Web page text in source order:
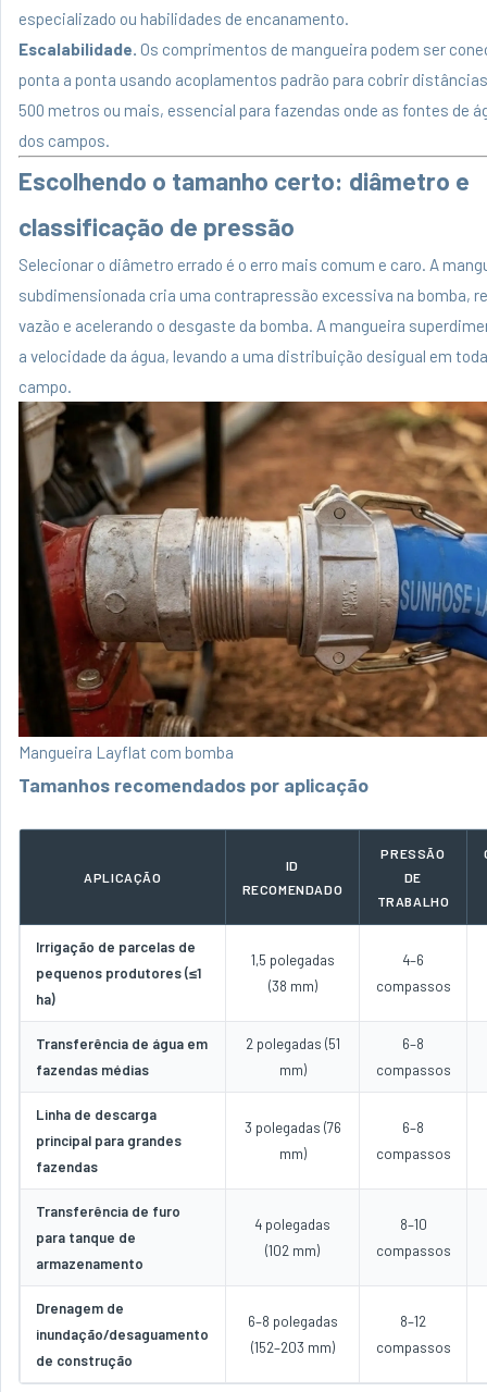
especializado ou habilidades de encanamento.
Escalabilidade. Os comprimentos de mangueira podem ser
ponta a ponta usando acoplamentos padrão para cobrir
500 metros ou mais, essencial para fazendas onde as fontes de
dos campos.
Escolhendo o tamanho certo: diâmetro e
classificação de pressão
Selecionar o diâmetro errado é o erro mais comum e caro. A
subdimensionada cria uma contrapressão excessiva na bomba,
vazão e acelerando o desgaste da bomba. A mangueira
a velocidade da água, levando a uma distribuição desigual em
campo.
Mangueira Layflat com bomba
Tamanhos recomendados por aplicação
APLICAÇÃO
ID
RECOMENDADO
PRESSÃO
DE
TRABALHO
Irrigação de parcelas de
pequenos produtores (≤1
ha)
1,5 polegadas
(38 mm)
4–6
compassos
Transferência de água em
fazendas médias
2 polegadas (51
mm)
6–8
compassos
Linha de descarga
principal para grandes
fazendas
3 polegadas (76
mm)
6–8
compassos
Transferência de furo
para tanque de
armazenamento
4 polegadas
(102 mm)
8–10
compassos
Drenagem de
inundação/desaguamento
de construção
6–8 polegadas
(152–203 mm)
8–12
compassos